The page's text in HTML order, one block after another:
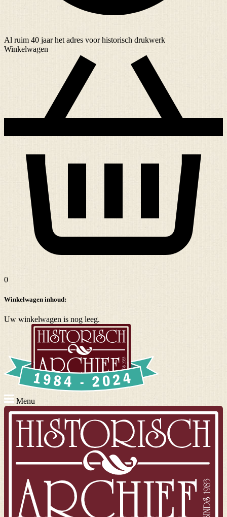
Al ruim 40 jaarhet adres voor historisch drukwerk
Winkelwagen
0
Winkelwagen inhoud:
Uw winkelwagen is nog leeg.
Menu